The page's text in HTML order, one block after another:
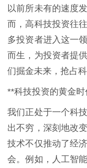
以前所未有的速度
而，高科技投资往
多投资者进入这一
而生，为投资者提
们掘金未来，抢占科
**科技投资的黄金
我们正处于一个科
出不穷，深刻地改
技术不仅推动了经
会。例如，人工智